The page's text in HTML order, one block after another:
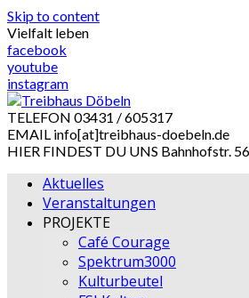
Skip to content
Vielfalt leben
facebook
youtube
instagram
TELEFON 03431 / 605317
EMAIL info[at]treibhaus-doebeln.de
HIER FINDEST DU UNS Bahnhofstr.
Aktuelles
Veranstaltungen
PROJEKTE
Café Courage
Spektrum3000
Kulturbeutel